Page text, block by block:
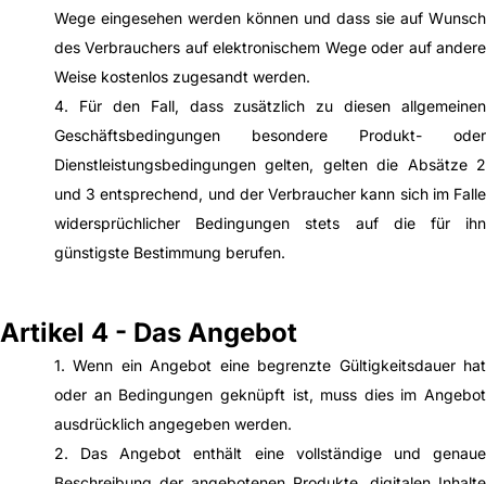
Wege eingesehen werden können und dass sie auf Wunsch
des Verbrauchers auf elektronischem Wege oder auf andere
Weise kostenlos zugesandt werden.
4. Für den Fall, dass zusätzlich zu diesen allgemeinen
Geschäftsbedingungen besondere Produkt- oder
Dienstleistungsbedingungen gelten, gelten die Absätze 2
und 3 entsprechend, und der Verbraucher kann sich im Falle
widersprüchlicher Bedingungen stets auf die für ihn
günstigste Bestimmung berufen.
Artikel 4 - Das Angebot
1. Wenn ein Angebot eine begrenzte Gültigkeitsdauer hat
oder an Bedingungen geknüpft ist, muss dies im Angebot
ausdrücklich angegeben werden.
2. Das Angebot enthält eine vollständige und genaue